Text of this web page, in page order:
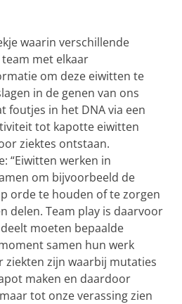
waarin verschillende
met elkaar
om deze eiwitten te
in de genen van ons
foutjes in het DNA via een
tot kapotte eiwitten
ziektes ontstaan.
“Eiwitten werken in
om bijvoorbeeld de
orde te houden of te zorgen
delen. Team play is daarvoor
moeten bepaalde
samen hun werk
ziekten zijn waarbij mutaties
maken en daardoor
tot onze verassing zien